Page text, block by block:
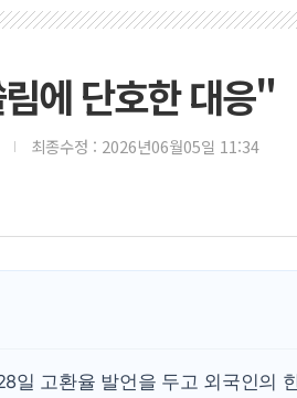
에 단호한 대응"
최종수정 : 2026년06월05일 11:34
일 고환율 발언을 두고 외국인의